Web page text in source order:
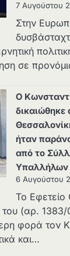
7 Αυγούστου
Στην
σε
Ο
δικαιώθηκε
ήταν
από το
Υπαλλήλων
6 Αυγούστου
Το Εφετείο
(αρ.
φορά τον
και…